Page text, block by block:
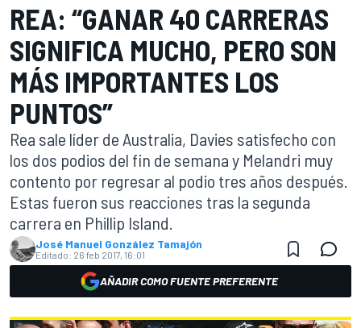
REA: “GANAR 40 CARRERAS
SIGNIFICA MUCHO, PERO SON
MÁS IMPORTANTES LOS
PUNTOS”
Rea sale líder de Australia, Davies satisfecho con
los dos podios del fin de semana y Melandri muy
contento por regresar al podio tres años después.
Estas fueron sus reacciones tras la segunda
carrera en Phillip Island.
José Manuel González Tamajón
Editado: 26 feb 2017, 16:01
AÑADIR COMO FUENTE PREFERENTE